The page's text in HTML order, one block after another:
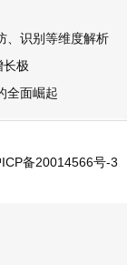
、识别等维度解析
长极
全面崛起
备20014566号-3